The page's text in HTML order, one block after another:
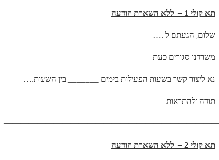
תא קולי 1 – ללא השארת הודעה
…. שלום, הגעתם ל
משרדנו סגורים כעת
….נא ליצור קשר בשעות הפעילות בימים _______ בין השעות
תודה ולהתראות
תא קולי 2 – ללא השארת הודעה